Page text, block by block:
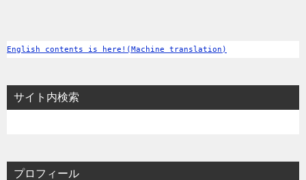
English contents is here!(Machine translation)
サイト内検索
プロフィール